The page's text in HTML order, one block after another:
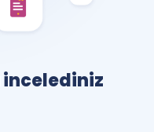
incelediniz